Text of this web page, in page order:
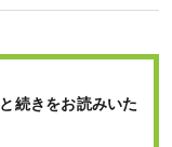
続きをお読みいた